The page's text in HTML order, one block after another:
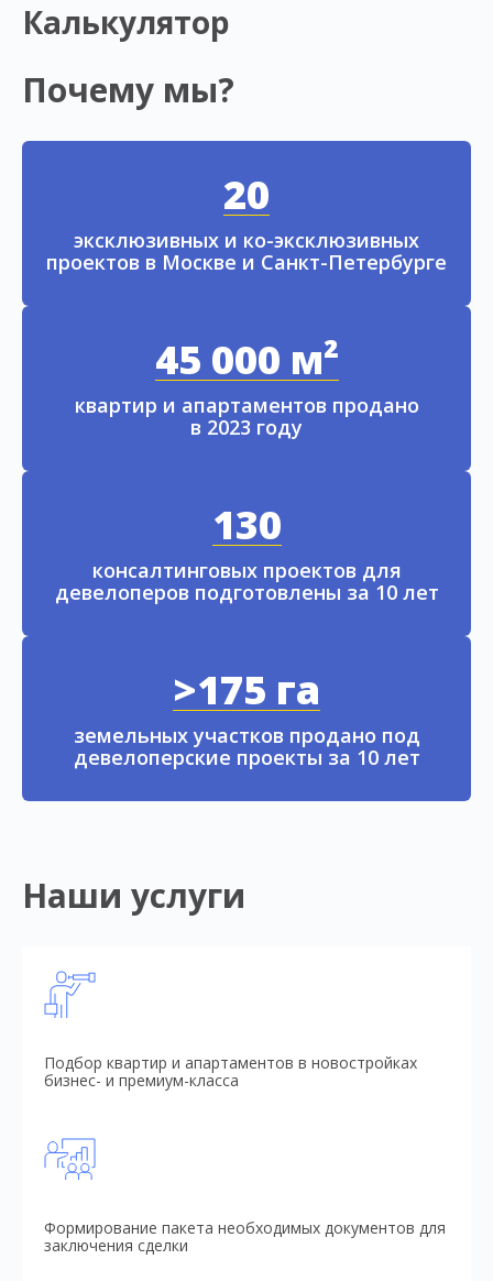
Калькулятор
Почему мы?
20
эксклюзивных и ко-эксклюзивных
проектов в Москве и Санкт-Петербурге
45 000 м²
квартир и апартаментов продано
в 2023 году
130
консалтинговых проектов для
девелоперов подготовлены за 10 лет
>175 га
земельных участков продано под
девелоперские проекты за 10 лет
Наши услуги
Подбор квартир и апартаментов в новостройках
бизнес- и премиум-класса
Формирование пакета необходимых документов для
заключения сделки